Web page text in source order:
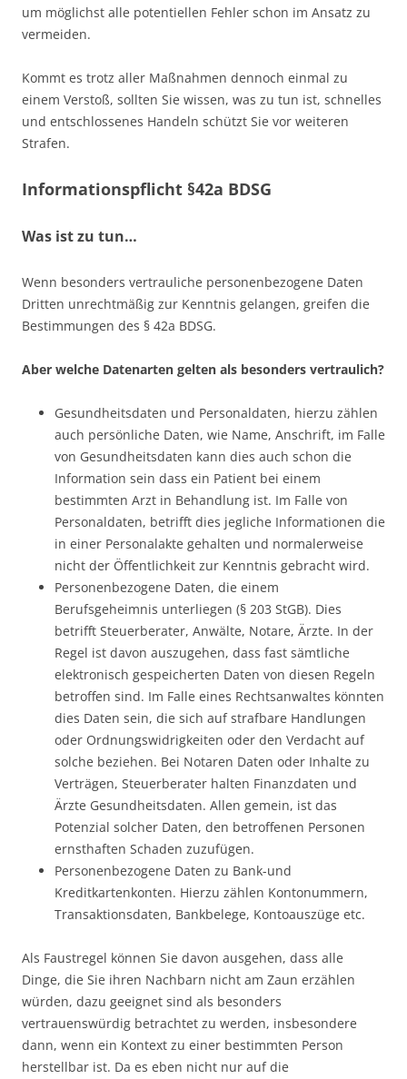
um möglichst alle potentiellen Fehler schon im Ansatz zu
vermeiden.
Kommt es trotz aller Maßnahmen dennoch einmal zu
einem Verstoß, sollten Sie wissen, was zu tun ist, schnelles
und entschlossenes Handeln schützt Sie vor weiteren
Strafen.
Informationspflicht §42a BDSG
Was ist zu tun…
Wenn besonders vertrauliche personenbezogene Daten
Dritten unrechtmäßig zur Kenntnis gelangen, greifen die
Bestimmungen des § 42a BDSG.
Aber welche Datenarten gelten als besonders vertraulich?
Gesundheitsdaten und Personaldaten, hierzu zählen
auch persönliche Daten, wie Name, Anschrift, im Falle
von Gesundheitsdaten kann dies auch schon die
Information sein dass ein Patient bei einem
bestimmten Arzt in Behandlung ist. Im Falle von
Personaldaten, betrifft dies jegliche Informationen die
in einer Personalakte gehalten und normalerweise
nicht der Öffentlichkeit zur Kenntnis gebracht wird.
Personenbezogene Daten, die einem
Berufsgeheimnis unterliegen (§ 203 StGB). Dies
betrifft Steuerberater, Anwälte, Notare, Ärzte. In der
Regel ist davon auszugehen, dass fast sämtliche
elektronisch gespeicherten Daten von diesen Regeln
betroffen sind. Im Falle eines Rechtsanwaltes könnten
dies Daten sein, die sich auf strafbare Handlungen
oder Ordnungswidrigkeiten oder den Verdacht auf
solche beziehen. Bei Notaren Daten oder Inhalte zu
Verträgen, Steuerberater halten Finanzdaten und
Ärzte Gesundheitsdaten. Allen gemein, ist das
Potenzial solcher Daten, den betroffenen Personen
ernsthaften Schaden zuzufügen.
Personenbezogene Daten zu Bank-und
Kreditkartenkonten. Hierzu zählen Kontonummern,
Transaktionsdaten, Bankbelege, Kontoauszüge etc.
Als Faustregel können Sie davon ausgehen, dass alle
Dinge, die Sie ihren Nachbarn nicht am Zaun erzählen
würden, dazu geeignet sind als besonders
vertrauenswürdig betrachtet zu werden, insbesondere
dann, wenn ein Kontext zu einer bestimmten Person
herstellbar ist. Da es eben nicht nur auf die